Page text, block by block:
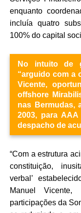
enquanto
incluía quatro
100% do capital
No intuito de
“arguido com a
Vicente,
offshore
nas Bermudas,
2003, para
despacho de
“Com a estrutura
constituição,
verbal’
Manuel
participações da